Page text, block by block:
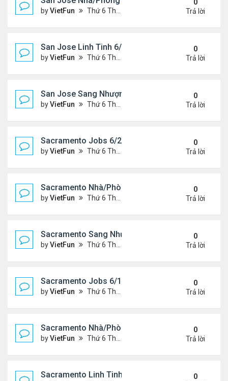
byVietFun Thứ 6 Tháng 6 25, 2021 2:11 pm
0
Trả lời
San Jose Linh Tinh 6/25/21 - 7/2/21
byVietFun Thứ 6 Tháng 6 25, 2021 2:07 pm
0
Trả lời
San Jose Sang Nhượng 6/25/21-7/2/21
byVietFun Thứ 6 Tháng 6 25, 2021 2:07 pm
0
Trả lời
Sacramento Jobs 6/25/21- 7/2/21
byVietFun Thứ 6 Tháng 6 25, 2021 2:02 pm
0
Trả lời
Sacramento Nhà/Phòng: 6/25/21- 7/2/21
byVietFun Thứ 6 Tháng 6 25, 2021 2:01 pm
0
Trả lời
Sacramento Sang Nhượng 6/25/21- 7/2/21
byVietFun Thứ 6 Tháng 6 25, 2021 1:54 pm
0
Trả lời
Sacramento Jobs 6/18/21- 6/25/21
byVietFun Thứ 6 Tháng 6 18, 2021 2:07 pm
0
Trả lời
Sacramento Nhà/Phòng 6/18/21- 6/25/21
byVietFun Thứ 6 Tháng 6 18, 2021 2:04 pm
0
Trả lời
Sacramento Linh Tinh 6/18/21- 6/25/21
0